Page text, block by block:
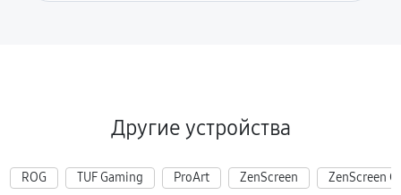
Другие устройства
ROG TUF Gaming ProArt ZenScreen ZenScreen